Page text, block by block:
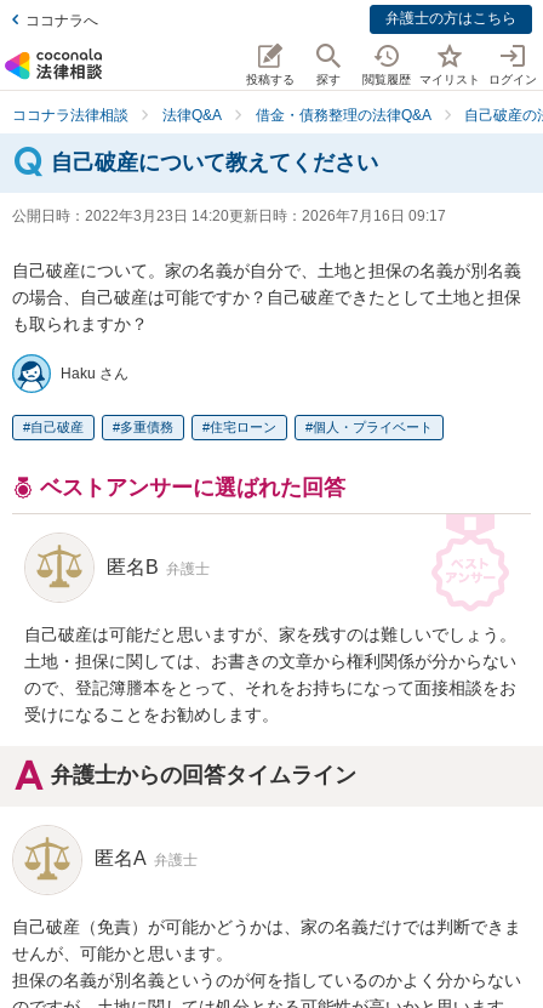
ココナラへ 弁護士の方はこちら
投稿する 探す 閲覧履歴 マイリスト ログイン
ココナラ法律相談 法律Q&A 借金・債務整理の法律Q&A 自己破産の
自己破産について教えてください
公開日時： 2022年3月23日 14:20更新日時： 2026年7月16日 09:17
自己破産について。家の名義が自分で、土地と担保の名義が別名義
の場合、自己破産は可能ですか？自己破産できたとして土地と担保
も取られますか？
Haku さん
自己破産 多重債務 住宅ローン 個人・プライベート
ベストアンサーに選ばれた回答
匿名B 弁護士
自己破産は可能だと思いますが、家を残すのは難しいでしょう。
土地・担保に関しては、お書きの文章から権利関係が分からない
ので、登記簿謄本をとって、それをお持ちになって面接相談をお
受けになることをお勧めします。
弁護士からの回答タイムライン
匿名A 弁護士
自己破産（免責）が可能かどうかは、家の名義だけでは判断できま
せんが、可能かと思います。
担保の名義が別名義というのが何を指しているのかよく分からない